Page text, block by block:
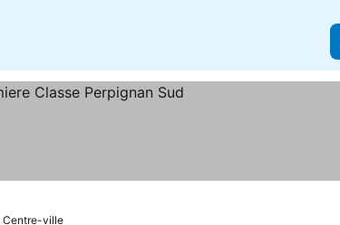
Centre-ville